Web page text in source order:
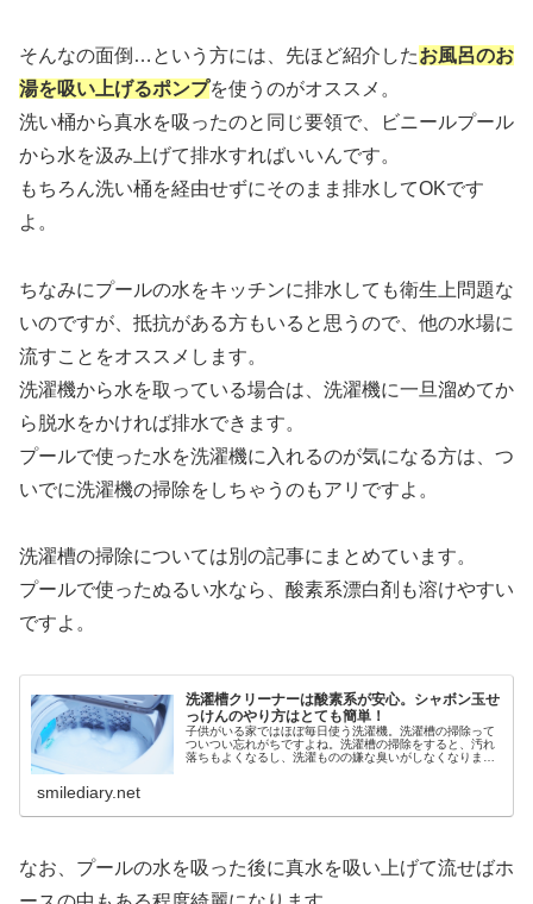
そんなの面倒…という方には、先ほど紹介したお風呂のお
湯を吸い上げるポンプを使うのがオススメ。
洗い桶から真水を吸ったのと同じ要領で、ビニールプール
から水を汲み上げて排水すればいいんです。
もちろん洗い桶を経由せずにそのまま排水してOKです
よ。
ちなみにプールの水をキッチンに排水しても衛生上問題な
いのですが、抵抗がある方もいると思うので、他の水場に
流すことをオススメします。
洗濯機から水を取っている場合は、洗濯機に一旦溜めてか
ら脱水をかければ排水できます。
プールで使った水を洗濯機に入れるのが気になる方は、つ
いでに洗濯機の掃除をしちゃうのもアリですよ。
洗濯槽の掃除については別の記事にまとめています。
プールで使ったぬるい水なら、酸素系漂白剤も溶けやすい
ですよ。
洗濯槽クリーナーは酸素系が安心。シャボン玉せ
っけんのやり方はとても簡単！
子供がいる家ではほぼ毎日使う洗濯機。洗濯槽の掃除って
ついつい忘れがちですよね。洗濯槽の掃除をすると、汚れ
落ちもよくなるし、洗濯ものの嫌な臭いがしなくなります
smilediary.net
なお、プールの水を吸った後に真水を吸い上げて流せばホ